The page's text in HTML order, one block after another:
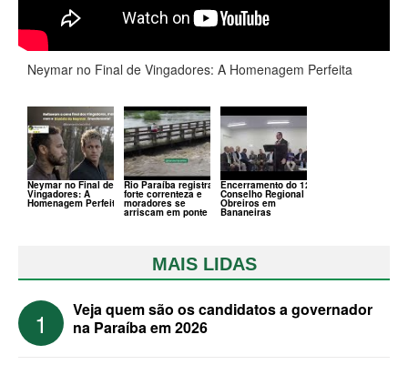
Neymar no Final de Vingadores: A Homenagem Perfeita
Neymar no Final de
Vingadores: A
Homenagem Perfeita
Rio Paraíba registra
forte correnteza e
moradores se
arriscam em ponte
Encerramento do 120º
Conselho Regional de
Obreiros em
Bananeiras
MAIS LIDAS
1
Veja quem são os candidatos a governador
na Paraíba em 2026